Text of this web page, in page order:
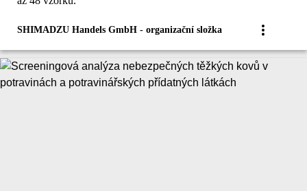
SHIMADZU Handels GmbH - organizační složka